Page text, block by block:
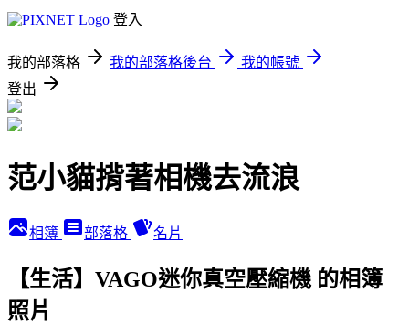
登入
我的部落格 我的部落格後台
我的帳號
登出
范小貓揹著相機去流浪
相簿 部落格 名片
【生活】VAGO迷你真空壓縮機 的相簿
照片